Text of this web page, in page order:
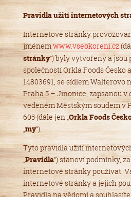
Pravidla užití internetových
Internetové stránky
jménemwww.vseokoreni.cz
stránky“) byly vytvořeny a jsou
společností Orkla Foods Česko
14803691, se sídlem Walterovo
Praha 5 – Jinonice, zapsanou
vedeném Městským soudem v
605 (dále jen „Orkla Foods
„my“).
Tyto pravidla užití
„Pravidla“) stanoví podmínky,
internetové stránky používat.
internetové stránky a jejich
Pravidla na vědomí a